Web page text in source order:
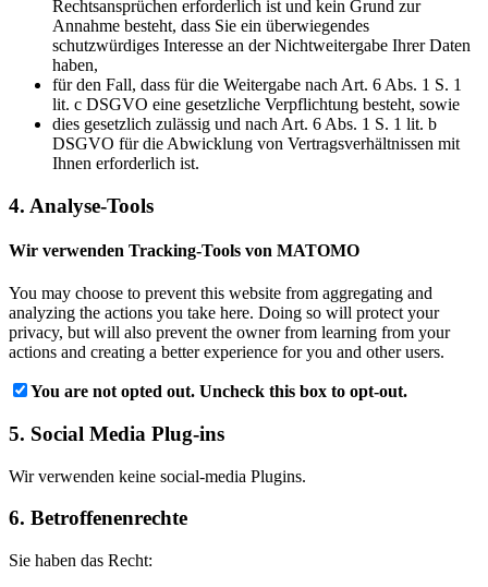
Rechtsansprüchen erforderlich ist und kein Grund zur
Annahme besteht, dass Sie ein überwiegendes
schutzwürdiges Interesse an der Nichtweitergabe Ihrer Daten
haben,
für den Fall, dass für die Weitergabe nach Art. 6 Abs. 1 S. 1
lit. c DSGVO eine gesetzliche Verpflichtung besteht, sowie
dies gesetzlich zulässig und nach Art. 6 Abs. 1 S. 1 lit. b
DSGVO für die Abwicklung von Vertragsverhältnissen mit
Ihnen erforderlich ist.
4. Analyse-Tools
Wir verwenden Tracking-Tools von MATOMO
You may choose to prevent this website from aggregating and
analyzing the actions you take here. Doing so will protect your
privacy, but will also prevent the owner from learning from your
actions and creating a better experience for you and other users.
You are not opted out. Uncheck this box to opt-out.
5. Social Media Plug-ins
Wir verwenden keine social-media Plugins.
6. Betroffenenrechte
Sie haben das Recht: